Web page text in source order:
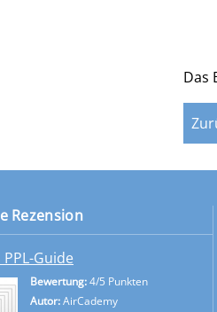
Das
Rezension
Guide
Bewertung:4/5 Punkten
Autor:AirCademy